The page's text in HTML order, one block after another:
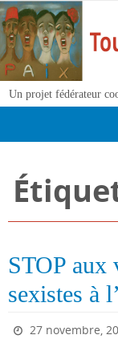
Passer
vers
le
contenu
Un projet fédérateur
STOP aux
sexistes à
27 novembre,